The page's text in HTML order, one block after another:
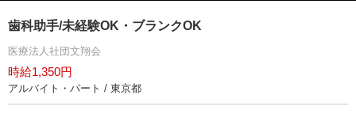
歯科助手/未経験OK・ブランクOK
医療法人社団文翔会
時給1,350円
アルバイト・パート / 東京都